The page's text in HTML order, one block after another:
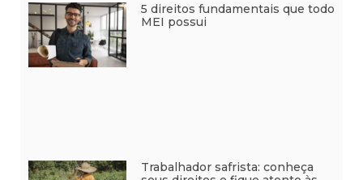
5 direitos fundamentais que todo
MEI possui
Trabalhador safrista: conheça